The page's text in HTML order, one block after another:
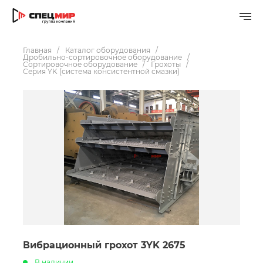
Главная
Каталог оборудования
Дробильно-сортировочное оборудование
Сортировочное оборудование
Грохоты
Серия YK (система консистентной смазки)
Вибрационный грохот 3YK 2675